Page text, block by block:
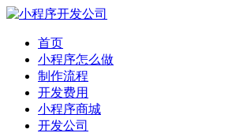
首页
小程序怎么做
制作流程
开发费用
小程序商城
开发公司